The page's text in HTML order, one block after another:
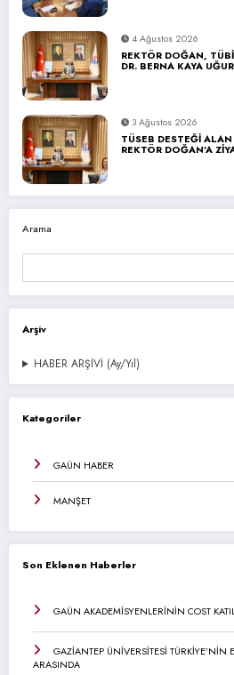
4 Ağustos 2026
REKTÖR DOĞAN,
DR. BERNA KAYA
3 Ağustos 2026
TÜSEB DESTEĞİ
REKTÖR DOĞAN’A
Arama
Arşiv
HABER ARŞİVİ (Ay/Yıl)
Kategoriler
GAÜN HABER
MANŞET
Son Eklenen Haberler
GAÜN AKADEMİSYENLERİNİN COST
GAZİANTEP ÜNİVERSİTESİ TÜRKİYE’NİN
ARASINDA